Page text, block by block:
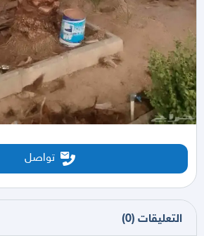
تواصل
التعليقات (
0
)